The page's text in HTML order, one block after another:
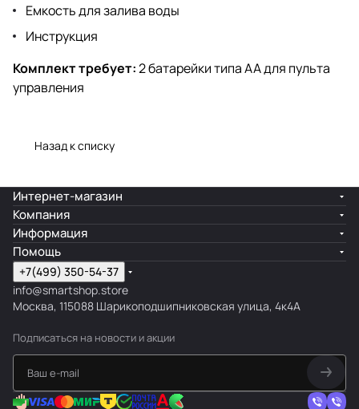
Емкость для залива воды
Инструкция
Комплект требует:2 батарейки типа АА для пульта
управления
Назад к списку
Интернет-магазин
Компания
Информация
Помощь
+7(499) 350-54-37
info@smartshop.store
Москва, 115088 Шарикоподшипниковская улица, 4к4А
Подписаться на новости и акции